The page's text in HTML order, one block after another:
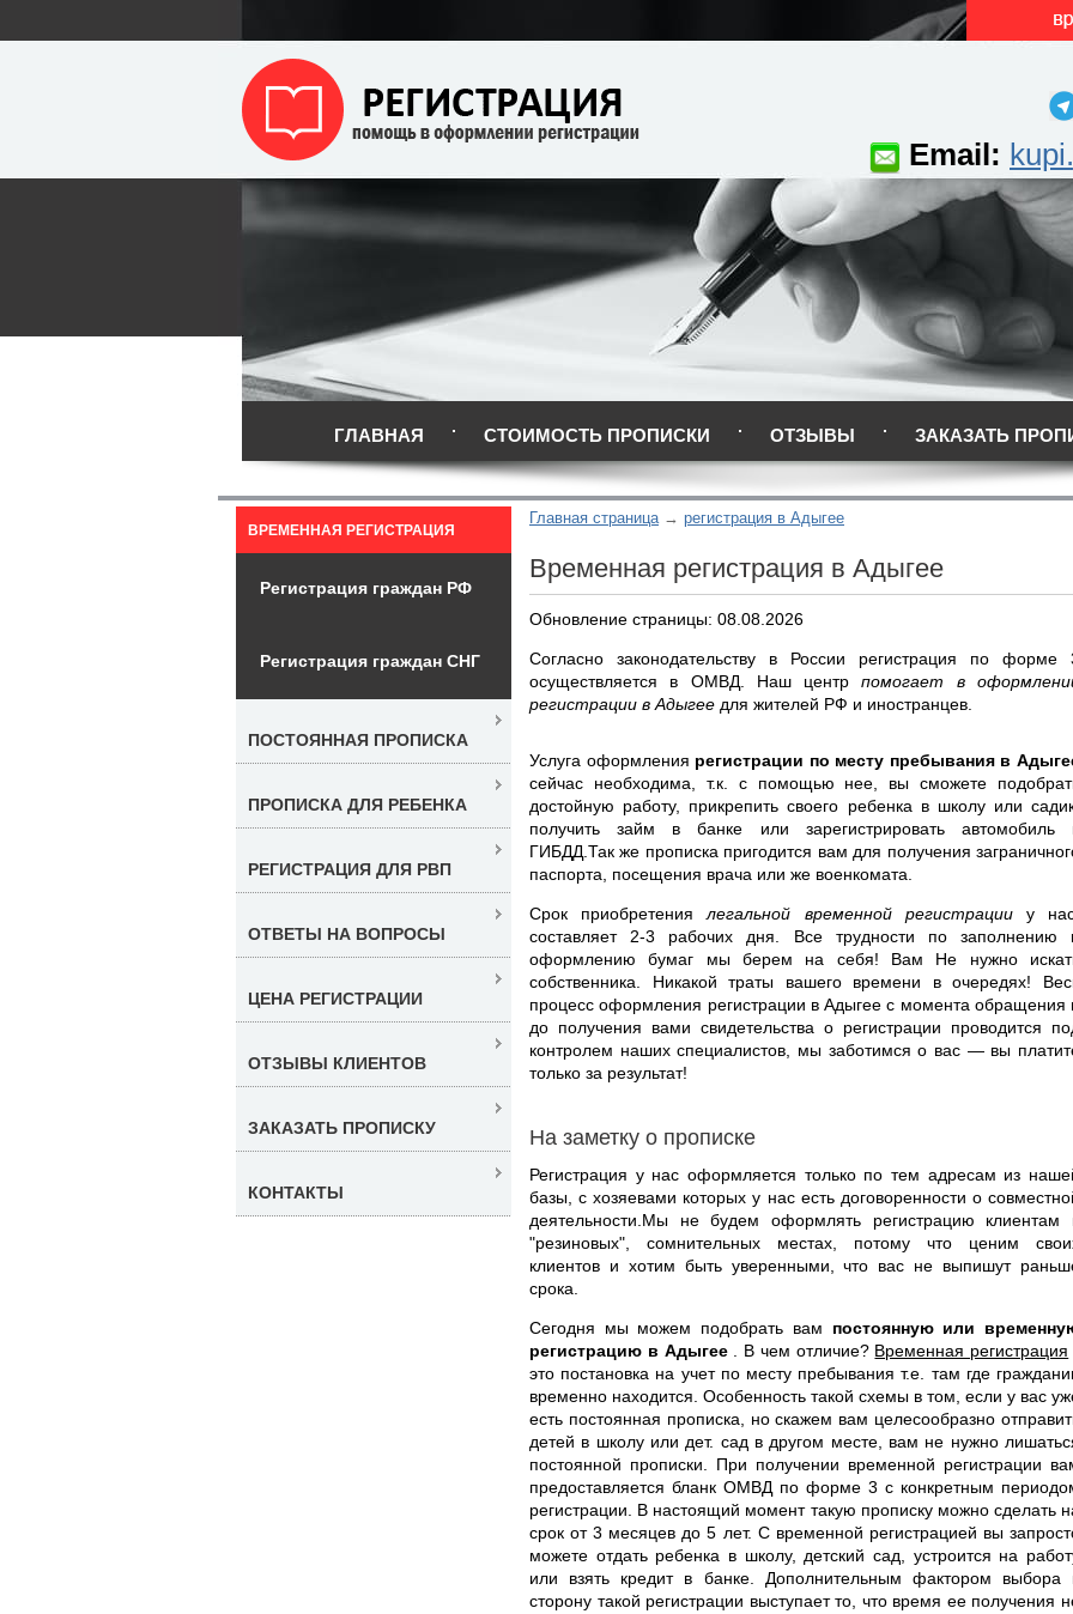
Email:
ГЛАВНАЯ СТОИМОСТЬ ПРОПИСКИ ОТЗЫВЫ ЗАКАЗАТЬ
Главная страница регистрация в Адыгее
Временная регистрация в Адыгее
Обновление страницы: 08.08.2026
Согласно законодательству в России регистрация по форме
осуществляется в ОМВД. Наш центрпомогает в
регистрации в Адыгее для жителей РФ и иностранцев.
Услуга оформления регистрации по месту пребывания в
сейчас необходима, т.к. с помощью нее, вы сможете
достойную работу, прикрепить своего ребенка в школу или
получить займ в банке или зарегистрировать автомобиль
ГИБДД.Так же прописка пригодится вам для получения
паспорта, посещения врача или же военкомата.
Срок приобретениялегальной временной регистрации у
составляет 2-3 рабочих дня. Все трудности по заполнению
оформлению бумаг мы берем на себя! Вам Не нужно
собственника. Никакой траты вашего времени в очередях!
процесс оформления регистрации в Адыгее с момента обращения
до получения вами свидетельства о регистрации проводится
контролем наших специалистов, мы заботимся о вас — вы
только за результат!
На заметку о прописке
Регистрация у нас оформляется только по тем адресам из
базы, с хозяевами которых у нас есть договоренности о
деятельности.Мы не будем оформлять регистрацию клиентам
"резиновых", сомнительных местах, потому что ценим
клиентов и хотим быть уверенными, что вас не выпишут
срока.
Сегодня мы можем подобрать вам постоянную или
регистрацию в Адыгее
. В чем отличие? Временная регистрация
это постановка на учет по месту пребывания т.е. там где
временно находится. Особенность такой схемы в том, если у вас
есть постоянная прописка, но скажем вам целесообразно
детей в школу или дет. сад в другом месте, вам не нужно
постоянной прописки. При получении временной регистрации
предоставляется бланк ОМВД по форме 3 с конкретным
регистрации. В настоящий момент такую прописку можно сделать
срок от 3 месяцев до 5 лет. С временной регистрацией вы
можете отдать ребенка в школу, детский сад, устроится на
или взять кредит в банке. Дополнительным фактором выбора
сторону такой регистрации выступает то, что время ее получения
ВРЕМЕННАЯ РЕГИСТРАЦИЯ
Регистрация граждан РФ
Регистрация граждан СНГ
ПОСТОЯННАЯ ПРОПИСКА
ПРОПИСКА ДЛЯ РЕБЕНКА
РЕГИСТРАЦИЯ ДЛЯ РВП
ОТВЕТЫ НА ВОПРОСЫ
ЦЕНА РЕГИСТРАЦИИ
ОТЗЫВЫ КЛИЕНТОВ
ЗАКАЗАТЬ ПРОПИСКУ
КОНТАКТЫ